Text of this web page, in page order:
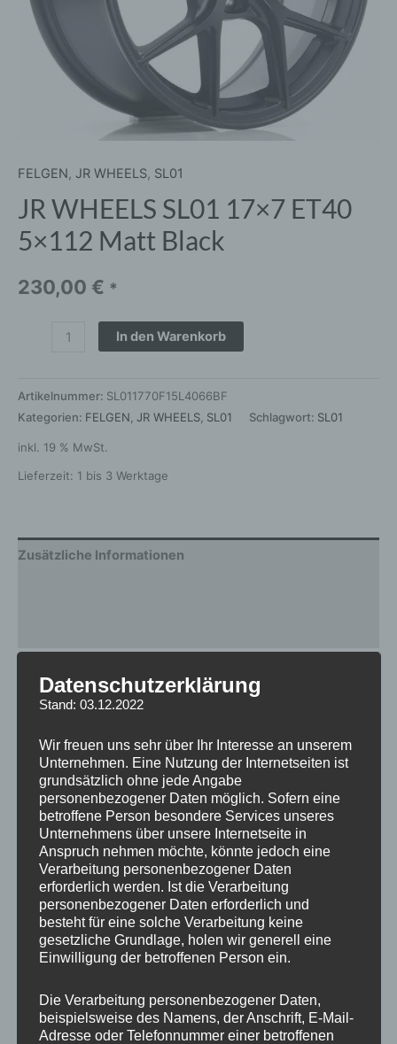
FELGEN, JR WHEELS, SL01
JR WHEELS SL01 17×7 ET40
5×112 Matt Black
230,00 € *
In den Warenkorb
Artikelnummer: SL011770F15L4066BF
Kategorien: FELGEN JR WHEELS SL01 Schlagwort: SL01
inkl. 19 % MwSt.
Lieferzeit: 1 bis 3 Werktage
Zusätzliche Informationen
Gewicht 12 kg
Hersteller
Design SL01
Durchmesser 17
Breite 7.0
Lochkreis 5×112
Lochzahl 5
PCD 112 mm
Homologation ohne TÜV-Gutachten
ET 40
Nabenbohrung 66.6
Datenschutzerklärung
Stand: 03.12.2022
Wir freuen uns sehr über Ihr Interesse an unserem
Unternehmen. Eine Nutzung der Internetseiten ist
grundsätzlich ohne jede Angabe
personenbezogener Daten möglich. Sofern eine
betroffene Person besondere Services unseres
Unternehmens über unsere Internetseite in
Anspruch nehmen möchte, könnte jedoch eine
Verarbeitung personenbezogener Daten
erforderlich werden. Ist die Verarbeitung
personenbezogener Daten erforderlich und
besteht für eine solche Verarbeitung keine
gesetzliche Grundlage, holen wir generell eine
Einwilligung der betroffenen Person ein.
Die Verarbeitung personenbezogener Daten,
beispielsweise des Namens, der Anschrift, E-Mail-
Adresse oder Telefonnummer einer betroffenen